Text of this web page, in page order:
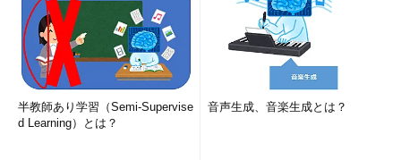
半教師あり学習（Semi-Supervise
d Learning）とは？
音声生成、音楽生成とは？